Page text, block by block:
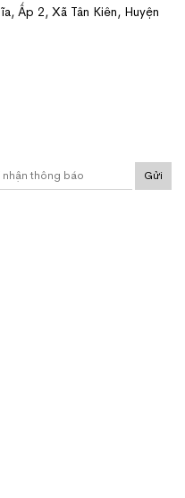
Ấp 2, Xã Tân Kiên, Huyện
Gửi